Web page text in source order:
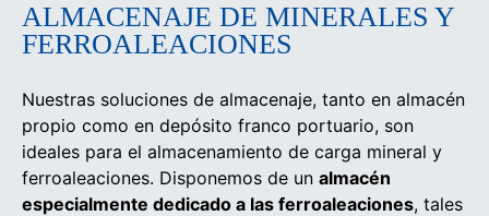
ALMACENAJE DE MINERALES Y
FERROALEACIONES
Nuestras soluciones de almacenaje, tanto en almacén
propio como en depósito franco portuario, son
ideales para el almacenamiento de carga mineral y
ferroaleaciones. Disponemos de un almacén
especialmente dedicado a las ferroaleaciones, tales